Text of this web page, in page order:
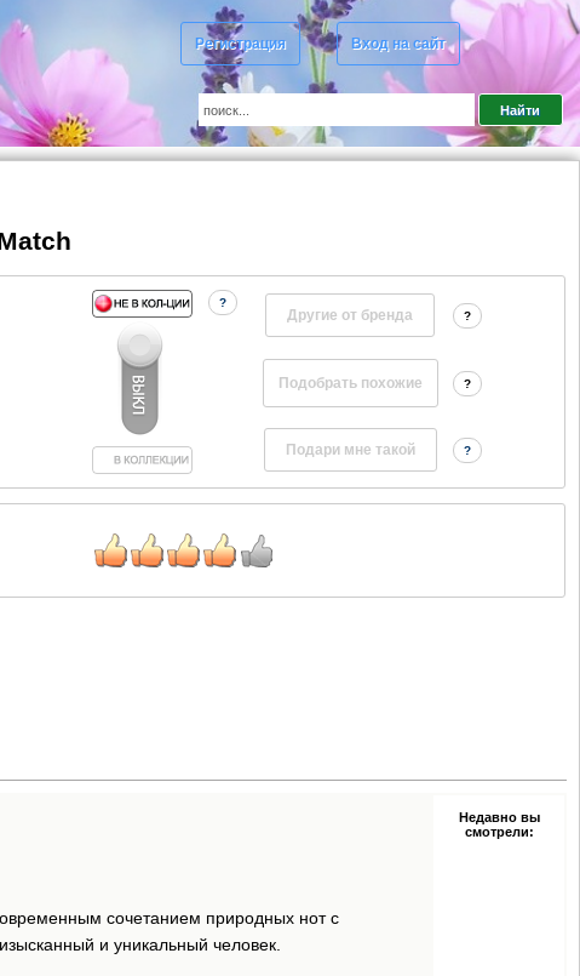
Регистрация Вход на сайт
?
Другие от бренда ?
?
?
сочетанием природных нот с
и уникальный человек.
Недавно вы
смотрели: